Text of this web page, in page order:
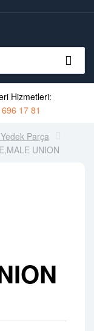
Hizmetleri:
17 81
Parça
UNION